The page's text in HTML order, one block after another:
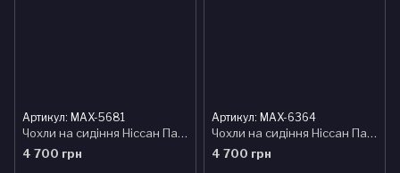
Артикул: MAX-5681
Чохли на сидіння Ніссан Патрол (Nissan Patrol) 2001-2010 р модельні MAX з екошкіри
4 700 грн
Артикул: MAX-6364
Чохли на сидіння Ніссан Патрол (Nissan Patrol) 2001-2010 р модельні MAX з екошкіри Чорно-зелений
4 700 грн